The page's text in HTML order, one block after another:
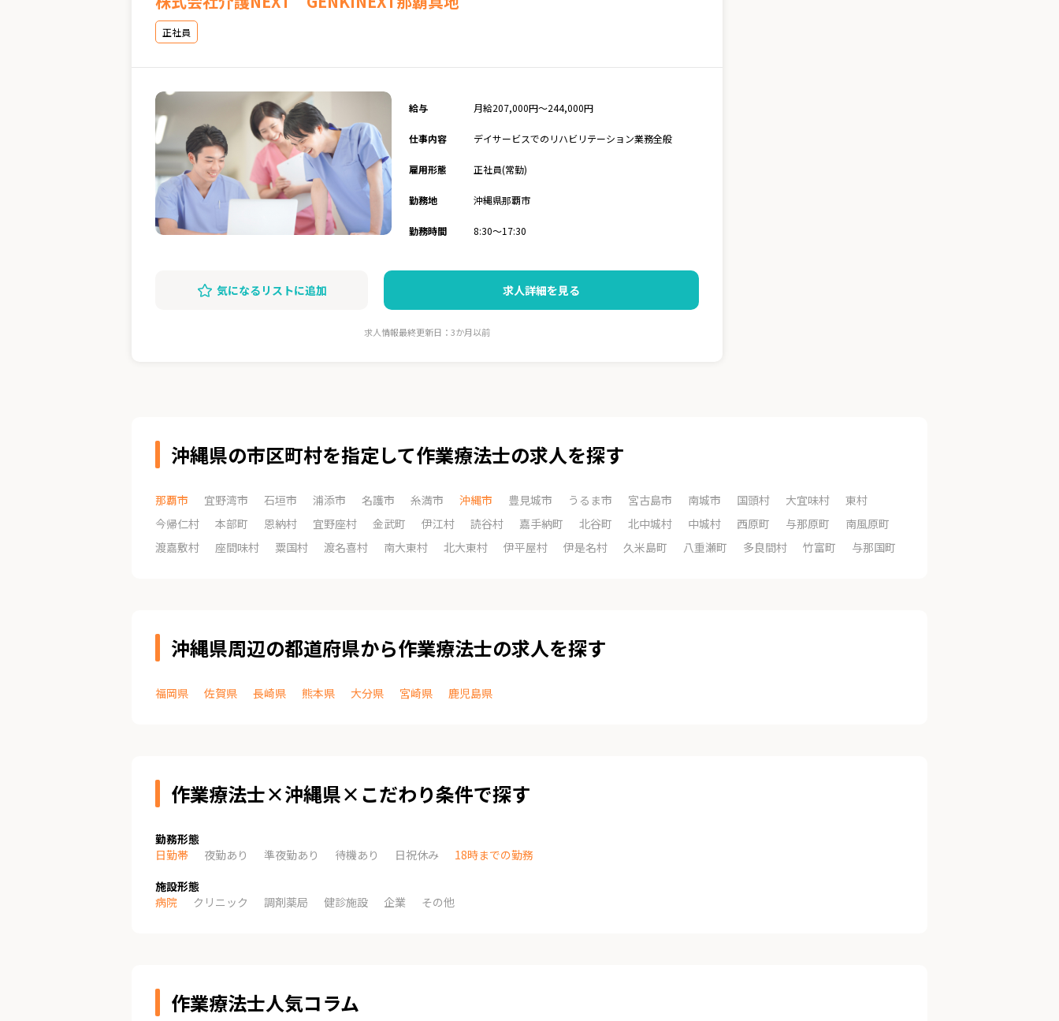
正社員
給与 月給207,000円～244,000円
仕事内容 デイサービスでのリハビリテーション業務全般
雇用形態 正社員(常勤)
勤務地 沖縄県那覇市
勤務時間 8:30～17:30
気になるリストに追加 求人詳細を見る
求人情報最終更新日：3か月以前
沖縄県の市区町村を指定して作業療法士の求人を探す
那覇市 宜野湾市 石垣市 浦添市 名護市 糸満市 沖縄市 豊見城市 うるま市 宮古島市 南城市 国頭村 大宜味村
東村
今帰仁村
本部町 恩納村 宜野座村 金武町 伊江村 読谷村 嘉手納町 北谷町 北中城村 中城村 西原町 与那原町
南風原町
渡嘉敷村
座間味村 粟国村 渡名喜村 南大東村 北大東村 伊平屋村 伊是名村 久米島町 八重瀬町 多良間村 竹富町 与那国町
沖縄県周辺の都道府県から作業療法士の求人を探す
福岡県 佐賀県 長崎県 熊本県 大分県 宮崎県 鹿児島県
作業療法士×沖縄県×こだわり条件で探す
勤務形態
日勤帯
夜勤あり 準夜勤あり 待機あり 日祝休み
18時までの勤務
施設形態
病院
クリニック 調剤薬局 健診施設 企業 その他
作業療法士人気コラム